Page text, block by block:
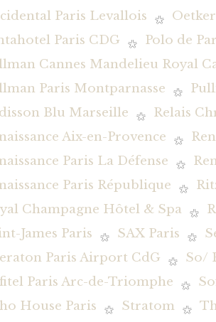
Paris Levallois
Paris CDG
Polo de
Cannes Mandelieu Royal
Paris Montparnasse
Blu Marseille
Relais
Aix-en-Provence
Paris La Défense
Paris République
Champagne Hôtel & Spa
James Paris
SAX Paris
Paris Airport CdG
So/
Paris Arc-de-Triomphe
House Paris
Stratom